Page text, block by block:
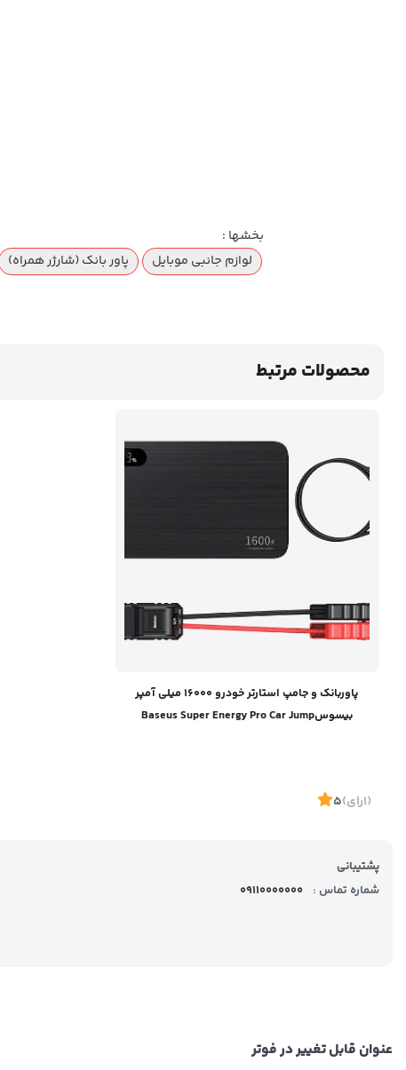
بخشها :
لوازم جانبی موبایل
پاور بانک (شارژر همراه)
محصولات مرتبط
پاوربانک و جامپ استارتر خودرو 16000 میلی آمپر
بیسوسBaseus Super Energy Pro Car Jump
(1 رای)
5
پشتیبانی
شماره تماس :
09110000000
عنوان قابل تغییر در فوتر